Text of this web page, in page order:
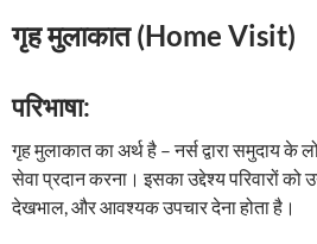
गृह मुलाकात (Home Visit)
परिभाषा:
गृह मुलाकात का अर्थ है – नर्स द्वारा समुदाय के
सेवा प्रदान करना। इसका उद्देश्य परिवारों को
देखभाल, और आवश्यक उपचार देना होता है।